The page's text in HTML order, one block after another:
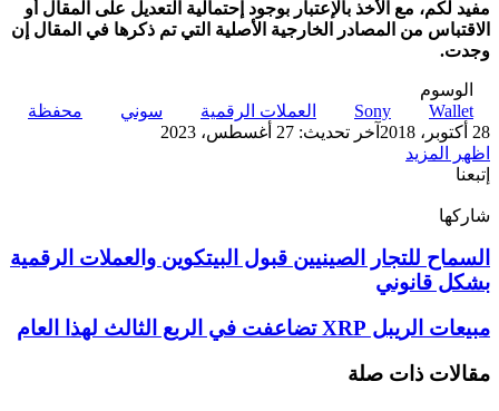
مفيد لكم، مع الأخذ بالإعتبار بوجود إحتمالية التعديل على المقال أو
الاقتباس من المصادر الخارجية الأصلية التي تم ذكرها في المقال إن
وجدت.
الوسوم
Sony
Wallet العملات الرقمية سوني
محفظة
28 أكتوبر، 2018
آخر تحديث: 27 أغسطس، 2023
اظهر المزيد
إتبعنا
شاركها
السماح
للتجار
الصينيين
البيتكوين
والعملات
الرقمية
السماح للتجار الصينيين قبول البيتكوين والعملات الرقمية
بشكل قانوني
مبيعات
XRP
تضاعفت
مبيعات الريبل XRP تضاعفت في الربع الثالث لهذا العام
مقالات ذات صلة